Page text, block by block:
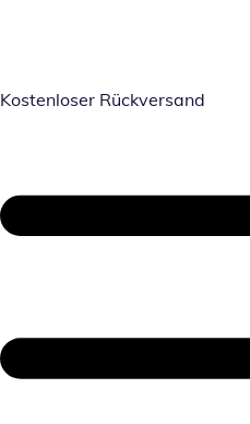
Kostenloser Rückversand